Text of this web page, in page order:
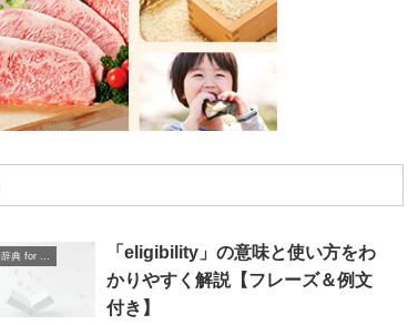
「eligibility」の意味と使い方をわ
かりやすく解説【フレーズ＆例文
付き】